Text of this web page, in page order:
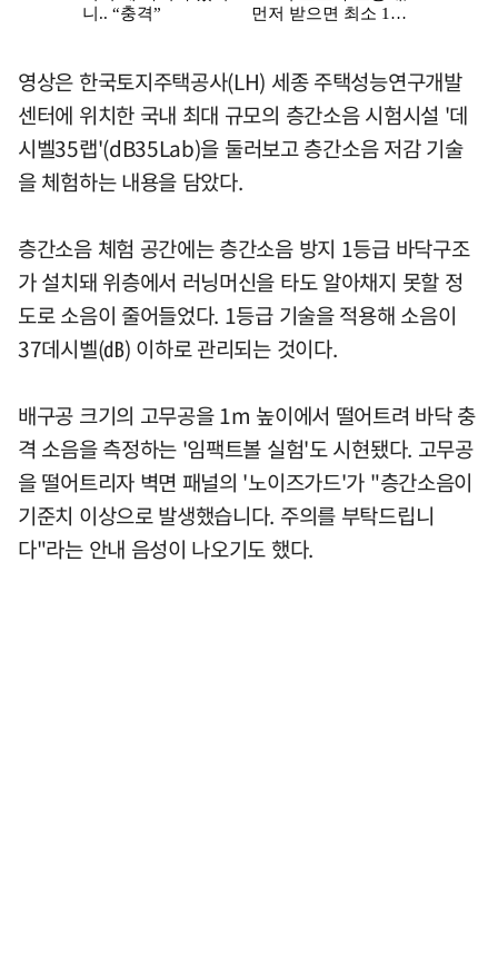
영상은 한국토지주택공사(LH) 세종 주택성능연구개발
센터에 위치한 국내 최대 규모의 층간소음 시험시설 '데
시벨35랩'(dB35Lab)을 둘러보고 층간소음 저감 기술
을 체험하는 내용을 담았다.
층간소음 체험 공간에는 층간소음 방지 1등급 바닥구조
가 설치돼 위층에서 러닝머신을 타도 알아채지 못할 정
도로 소음이 줄어들었다. 1등급 기술을 적용해 소음이
37데시벨(㏈) 이하로 관리되는 것이다.
배구공 크기의 고무공을 1m 높이에서 떨어트려 바닥 충
격 소음을 측정하는 '임팩트볼 실험'도 시현됐다. 고무공
을 떨어트리자 벽면 패널의 '노이즈가드'가 "층간소음이
기준치 이상으로 발생했습니다. 주의를 부탁드립니
다"라는 안내 음성이 나오기도 했다.